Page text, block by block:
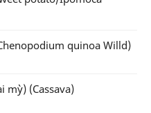
quinoa Willd)
mỳ) (Cassava)